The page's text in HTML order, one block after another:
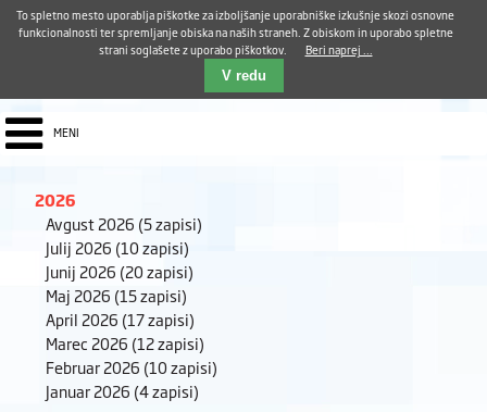
E-pošta ZUDV
Iskalnik
MENI
2026
Avgust 2026 (5 zapisi)
Julij 2026 (10 zapisi)
Junij 2026 (20 zapisi)
Maj 2026 (15 zapisi)
April 2026 (17 zapisi)
Marec 2026 (12 zapisi)
Februar 2026 (10 zapisi)
Januar 2026 (4 zapisi)
To spletno mesto uporablja piškotke za izboljšanje uporabniške izkušnje skozi osnovne
funkcionalnosti ter spremljanje obiska na naših straneh. Z obiskom in uporabo spletne
strani soglašete z uporabo piškotkov.
Beri naprej ...
V redu